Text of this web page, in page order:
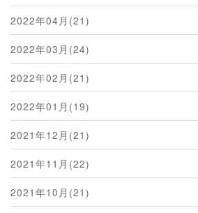
2022年04月(21)
2022年03月(24)
2022年02月(21)
2022年01月(19)
2021年12月(21)
2021年11月(22)
2021年10月(21)